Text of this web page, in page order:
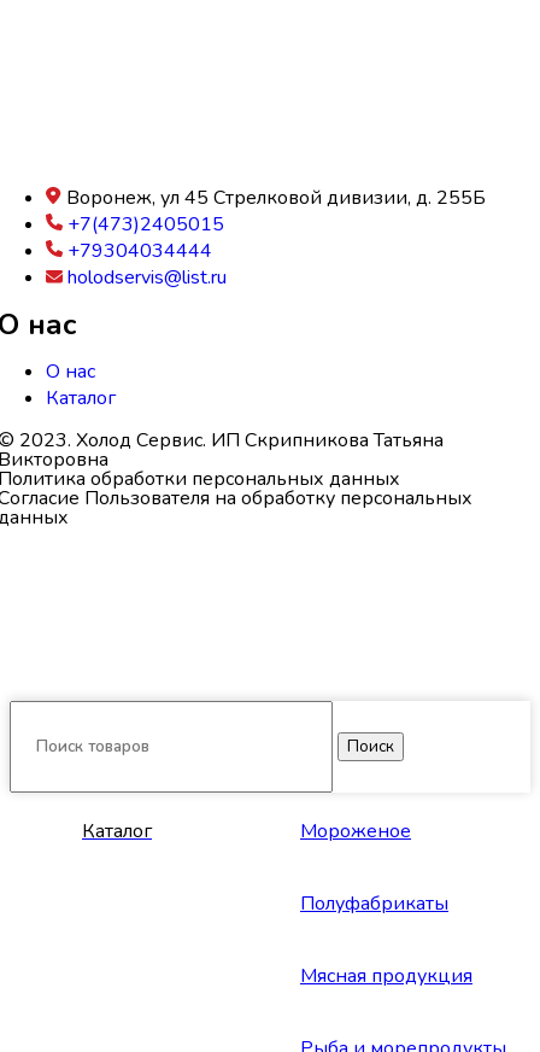
Воронеж, ул 45 Стрелковой дивизии, д. 255Б
+7(473)2405015
+79304034444
holodservis@list.ru
нас
О нас
Каталог
2023. Холод Сервис. ИП Скрипникова Татьяна
обработки персональных данных
Пользователя на обработку персональных
Поиск
Каталог Мороженое
Полуфабрикаты
Мясная продукция